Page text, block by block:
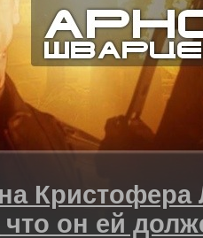
Кристофера
он ей